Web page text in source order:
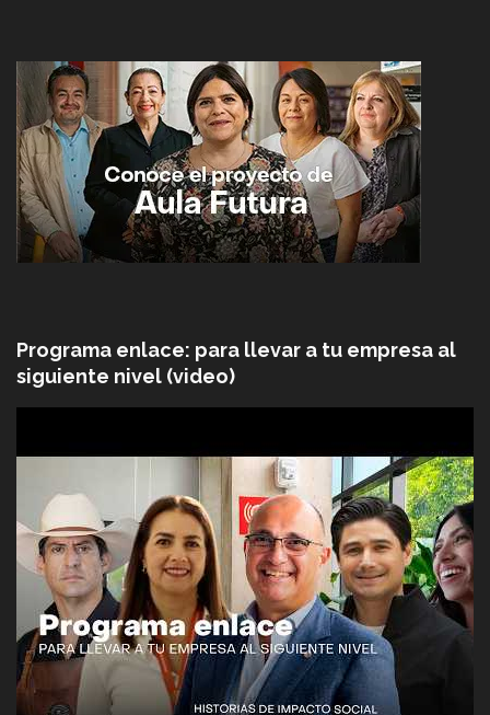
Programa enlace: para llevar a tu empresa al
siguiente nivel (video)